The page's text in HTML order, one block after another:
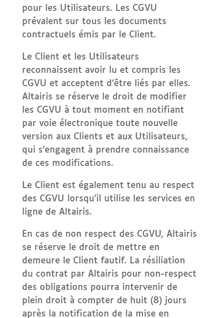
pour les Utilisateurs. Les CGVU
prévalent sur tous les documents
contractuels émis par le Client.
Le Client et les Utilisateurs
reconnaissent avoir lu et compris les
CGVU et acceptent d’être liés par elles.
Altairis se réserve le droit de modifier
les CGVU à tout moment en notifiant
par voie électronique toute nouvelle
version aux Clients et aux Utilisateurs,
qui s’engagent à prendre connaissance
de ces modifications.
Le Client est également tenu au respect
des CGVU lorsqu’il utilise les services en
ligne de Altairis.
En cas de non respect des CGVU, Altairis
se réserve le droit de mettre en
demeure le Client fautif. La résiliation
du contrat par Altairis pour non-respect
des obligations pourra intervenir de
plein droit à compter de huit (8) jours
après la notification de la mise en